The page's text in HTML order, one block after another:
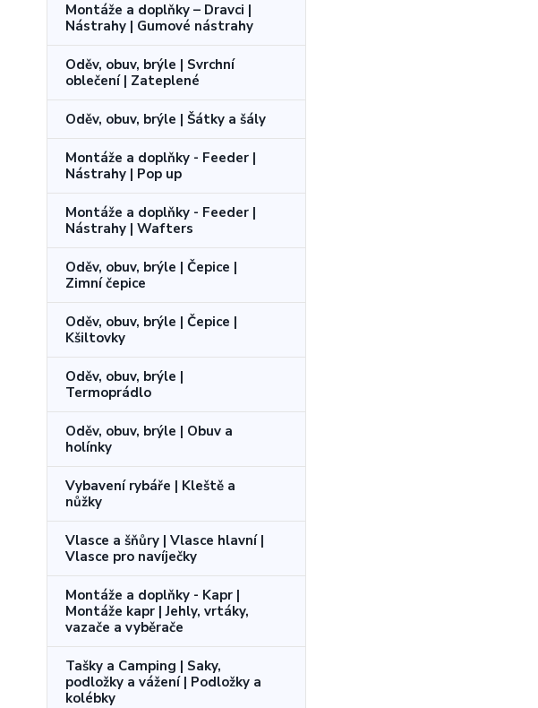
Montáže a doplňky – Dravci |
Nástrahy | Gumové nástrahy
Oděv, obuv, brýle | Svrchní
oblečení | Zateplené
Oděv, obuv, brýle | Šátky a šály
Montáže a doplňky - Feeder |
Nástrahy | Pop up
Montáže a doplňky - Feeder |
Nástrahy | Wafters
Oděv, obuv, brýle | Čepice |
Zimní čepice
Oděv, obuv, brýle | Čepice |
Kšiltovky
Oděv, obuv, brýle |
Termoprádlo
Oděv, obuv, brýle | Obuv a
holínky
Vybavení rybáře | Kleště a
nůžky
Vlasce a šňůry | Vlasce hlavní |
Vlasce pro navíječky
Montáže a doplňky - Kapr |
Montáže kapr | Jehly, vrtáky,
vazače a vyběrače
Tašky a Camping | Saky,
podložky a vážení | Podložky a
kolébky